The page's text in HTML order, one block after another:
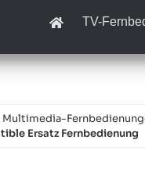
TV-
Multimedia-
Ersatz Fernbedienung